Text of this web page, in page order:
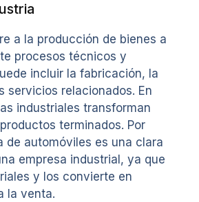
a la producción de bienes a
procesos técnicos y
incluir la fabricación, la
servicios relacionados. En
industriales transforman
terminados. Por
de automóviles es una clara
empresa industrial, ya que
y los convierte en
la venta.